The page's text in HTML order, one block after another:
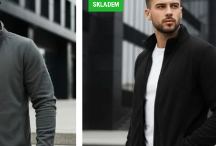
SKLADEM